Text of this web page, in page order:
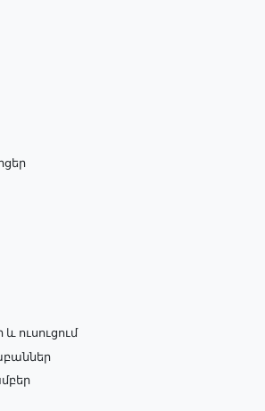
ուսուցում